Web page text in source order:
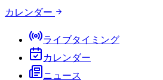
カレンダー
ライブタイミング
カレンダー
ニュース